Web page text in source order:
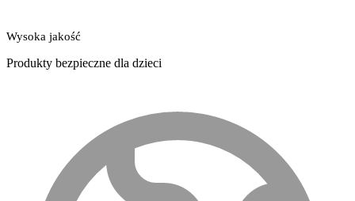
Wysoka jakość
Produkty bezpieczne dla dzieci